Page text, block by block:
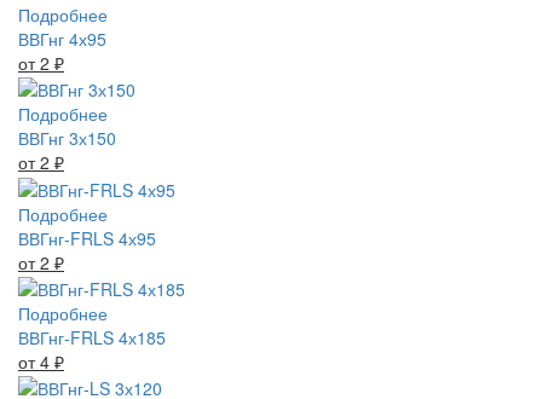
Подробнее
ВВГнг 4х95
от 2 ₽
Подробнее
ВВГнг 3х150
от 2 ₽
Подробнее
ВВГнг-FRLS 4х95
от 2 ₽
Подробнее
ВВГнг-FRLS 4х185
от 4 ₽